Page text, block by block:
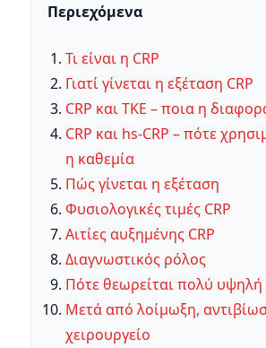
Περιεχόμενα
Τι είναι η CRP
Γιατί γίνεται η εξέταση CRP
CRP και ΤΚΕ – ποια η
CRP και hs-CRP – πότε
η καθεμία
Πώς γίνεται η εξέταση
Φυσιολογικές τιμές CRP
Αιτίες αυξημένης CRP
Διαγνωστικός ρόλος
Πότε θεωρείται πολύ υψηλή
Μετά από λοίμωξη,
χειρουργείο